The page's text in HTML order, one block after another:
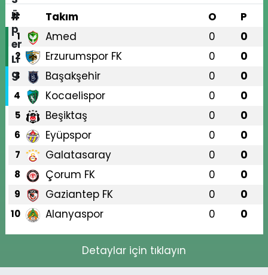
#
Takım O P
1 Amed 0 0
2 Erzurumspor FK 0 0
3 Başakşehir 0 0
4 Kocaelispor 0 0
5 Beşiktaş 0 0
6 Eyüpspor 0 0
7 Galatasaray 0 0
8 Çorum FK 0 0
9 Gaziantep FK 0 0
10 Alanyaspor 0 0
Detaylar için tıklayın